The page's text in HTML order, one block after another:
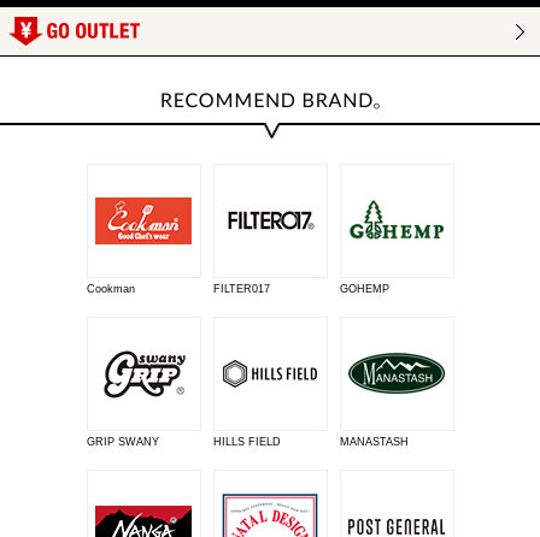
Cookman FILTER017 GOHEMP
GRIP SWANY HILLS FIELD MANASTASH